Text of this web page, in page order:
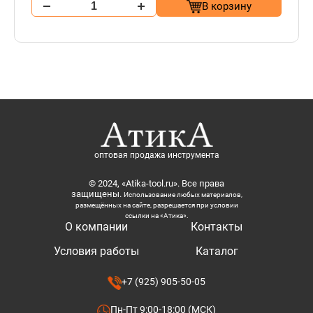
В корзину
оптовая продажа инструмента
© 2024, «Atika-tool.ru». Все права
защищены. Использование любых материалов,
размещённых на сайте, разрешается при условии
ссылки на «Атика».
О компании
Условия работы
Контакты
Каталог
+7 (925) 905-50-05
Пн-Пт 9:00-18:00 (МСК)